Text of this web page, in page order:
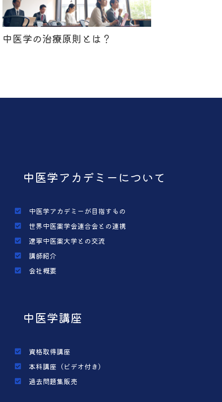
中医学の治療原則とは？
中医学アカデミーについて
中医学アカデミーが目指すもの
世界中医薬学会連合会との連携
遼寧中医薬大学との交流
講師紹介
会社概要
中医学講座
資格取得講座
本科講座（ビデオ付き）
過去問題集販売